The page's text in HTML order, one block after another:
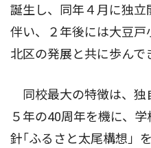
誕生し、同年４月に独
伴い、２年後には大豆
北区の発展と共に歩んで
同校最大の特徴は、独
５年の40周年を機に、
針｢ふるさと太尾構想」